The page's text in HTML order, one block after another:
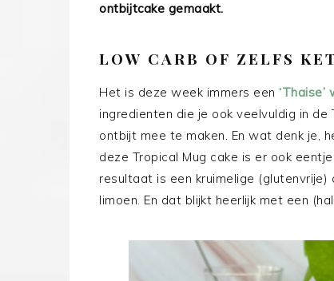
ontbijtcake gemaakt.
LOW CARB OF ZELFS
Het is deze week immers een ‘Thaise’
ingredienten die je ook veelvuldig in
ontbijt mee te maken. En wat denk je,
deze Tropical Mug cake is er ook
resultaat is een kruimelige (glutenvrije)
limoen. En dat blijkt heerlijk met een